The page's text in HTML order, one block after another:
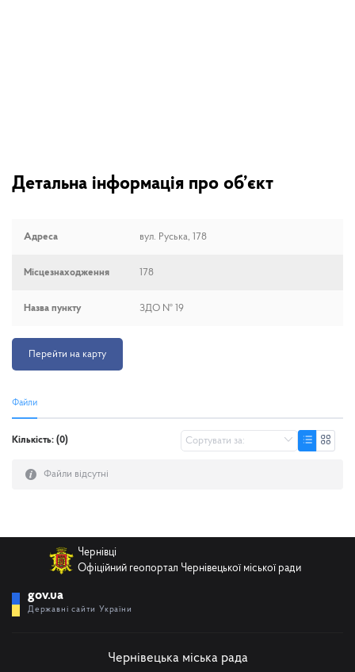
Детальна інформація про об’єкт
Адреса вул. Руська, 178
Місцезнаходження 178
Назва пункту ЗДО № 19
Перейти на карту
Файли
Кількість: (0)
Файли відсутні
Чернівці
Офіційний геопортал Чернівецької міської ради
gov.ua
Державні сайти України
Чернівецька міська рада